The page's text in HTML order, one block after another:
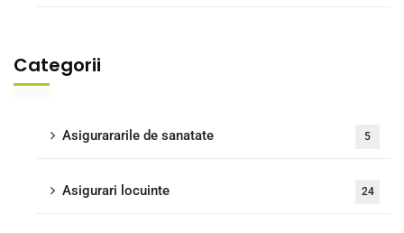
Categorii
Asigurararile de sanatate 5
Asigurari locuinte 24